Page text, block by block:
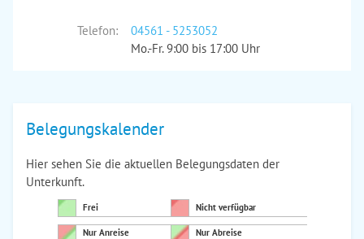
Telefon:
04561 - 5253052
Mo.-Fr. 9:00 bis 17:00 Uhr
Belegungskalender
Hier sehen Sie die aktuellen Belegungsdaten der
Unterkunft.
Frei Nicht verfügbar
Nur Anreise Nur Abreise